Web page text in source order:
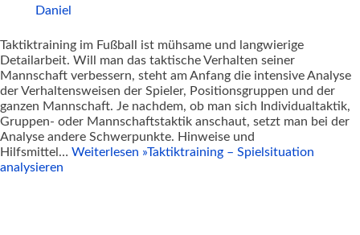
Daniel
Taktiktraining im Fußball ist mühsame und langwierige
Detailarbeit. Will man das taktische Verhalten seiner
Mannschaft verbessern, steht am Anfang die intensive Analyse
der Verhaltensweisen der Spieler, Positionsgruppen und der
ganzen Mannschaft. Je nachdem, ob man sich Individualtaktik,
Gruppen- oder Mannschaftstaktik anschaut, setzt man bei der
Analyse andere Schwerpunkte. Hinweise und
Hilfsmittel… Weiterlesen »Taktiktraining – Spielsituation
analysieren